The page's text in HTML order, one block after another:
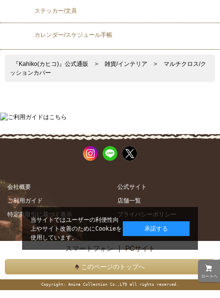
ステッカー/文具
カレンダー/スケジュール手帳
『Kahiko(カヒコ)』公式通販 > 雑貨/インテリア >
マルチクロス/ク
ッションカバー
会社概要
公式サイト
ご利用ガイド
店舗一覧
特定商取引に基づく表示
プライバシーポリシー
スマートフォン |PCサイト
このページのトップへ
Copyright: Amina Collection Co.,LTD all rights reserved.
当サイトではユーザーの利便性向
上やサイト改善のためにCookieを
使用しています。
承諾する